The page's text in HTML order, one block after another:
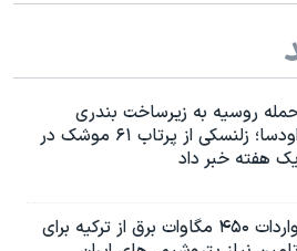
روسیه به زیرساخت بندری
اودسا؛ زلنسکی از پرتاب ۶۱ موشک در
یک هفته خبر داد
واردات ۴۵۰ مگاوات برق از ترکیه برای